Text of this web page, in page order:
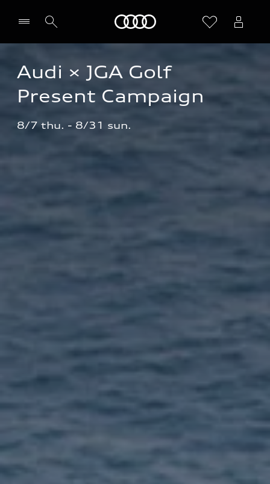
Audi × JGA Golf
Present Campaign
8/7 thu. - 8/31 sun.